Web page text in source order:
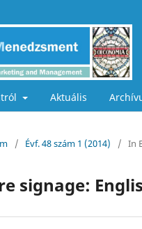
Aktuális
/ Évf. 48 szám 1 (2014) / In
signage: